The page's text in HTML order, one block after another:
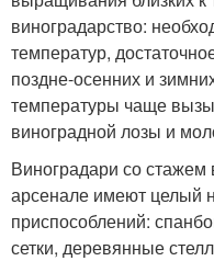
виноградарство:
температур,
поздне-осенних и
температуры чаще
виноградной лозы и
Виноградари со стажем
арсенале имеют целый
приспособлений:
сетки, деревянные